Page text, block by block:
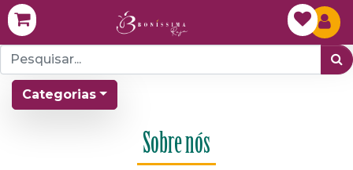
Categorias
Sobre nós